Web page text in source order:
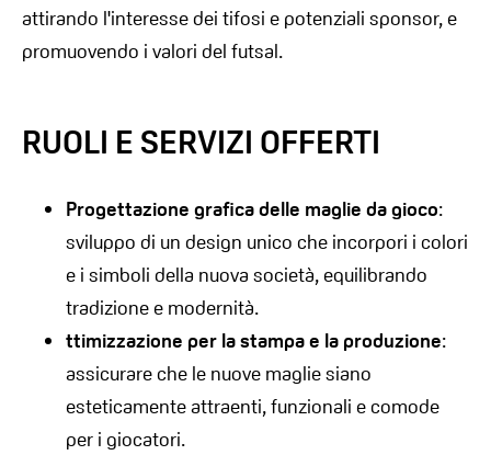
attirando l'interesse dei tifosi e potenziali sponsor, e
promuovendo i valori del futsal.
RUOLI E SERVIZI OFFERTI
Progettazione grafica delle maglie da gioco:
sviluppo di un design unico che incorpori i colori
e i simboli della nuova società, equilibrando
tradizione e modernità.
ttimizzazione per la stampa e la produzione:
assicurare che le nuove maglie siano
esteticamente attraenti, funzionali e comode
per i giocatori.